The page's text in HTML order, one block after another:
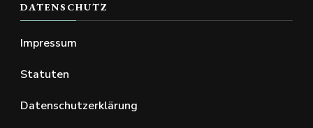
DATENSCHUTZ
Impressum
Statuten
Datenschutzerklärung